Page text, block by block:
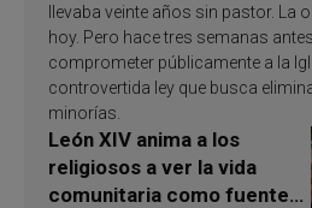
llevaba veinte años sin pastor. La
hoy. Pero hace tres semanas
comprometer públicamente a la
controvertida ley que busca
minorías.
León XIV anima a los
religiosos a ver la vida
comunitaria como fuente